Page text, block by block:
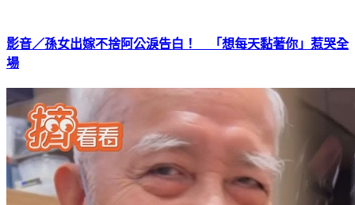
影音／孫女出嫁不捨阿公淚告白！ 「想每天黏著你」惹哭全
場